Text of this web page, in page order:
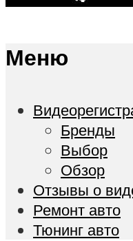
Меню
Бренды
Выбор
Обзор
Отзывы о
Ремонт авто
Тюнинг авто